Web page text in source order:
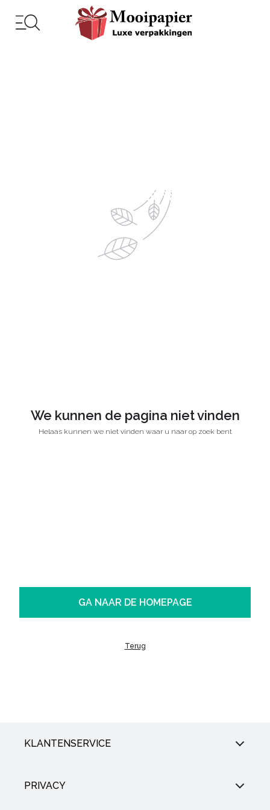
We kunnen de pagina niet vinden
Helaas kunnen we niet vinden waar u naar op zoek bent
GA NAAR DE HOMEPAGE
Terug
KLANTENSERVICE
PRIVACY